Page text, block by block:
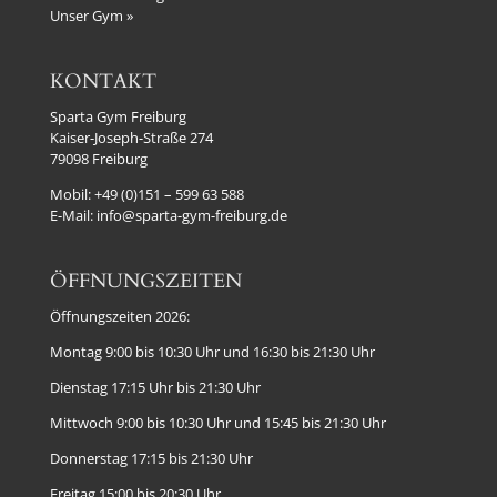
Unser Gym »
KONTAKT
Sparta Gym Freiburg
Kaiser-Joseph-Straße 274
79098 Freiburg
Mobil:+49 (0)151 – 599 63 588
E-Mail: info@sparta-gym-freiburg.de
ÖFFNUNGSZEITEN
Öffnungszeiten 2026:
Montag 9:00 bis 10:30 Uhr und 16:30 bis 21:30 Uhr
Dienstag 17:15 Uhr bis 21:30 Uhr
Mittwoch 9:00 bis 10:30 Uhr und 15:45 bis 21:30 Uhr
Donnerstag 17:15 bis 21:30 Uhr